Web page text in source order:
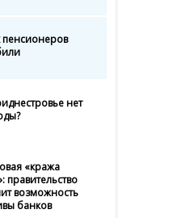
пенсионеров
нет
«кража
правительство
возможность
банков